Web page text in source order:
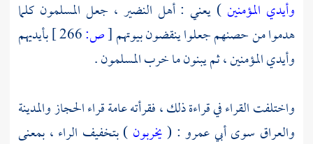
وأيدي المؤمنين ) يعني : أهل النضير ، جعل المسلمون كلما
هدموا من حصنهم جعلوا ينقضون بيوتهم[ص:
بأيديهم
وأيدي المؤمنين ، ثم يبنون ما خرب المسلمون .
واختلفت القراء في قراءة ذلك ، فقرأته عامةقراء الحجازوالمدينة
والعراق سوىأبي عمرو : (يخربون ) بتخفيف الراء ، بمعنى